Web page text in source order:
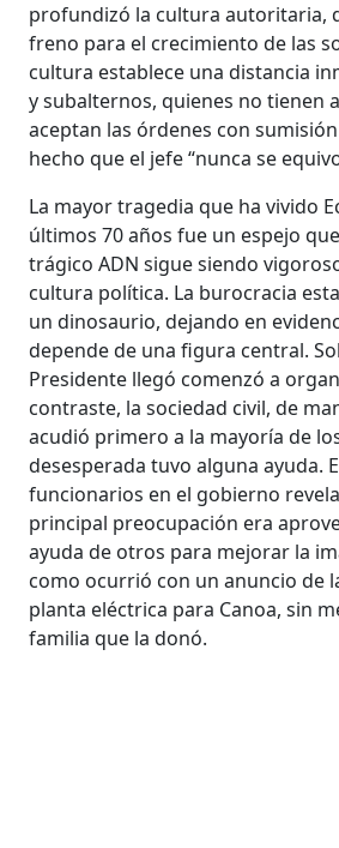
profundizó la cultura autoritaria,
freno para el crecimiento de las
cultura establece una distancia
y subalternos, quienes no tienen
aceptan las órdenes con
hecho que el jefe “nunca se
La mayor tragedia que ha vivido
últimos 70 años fue un espejo
trágico ADN sigue siendo
cultura política. La burocracia
un dinosaurio, dejando en
depende de una figura central.
Presidente llegó comenzó a
contraste, la sociedad civil, de
acudió primero a la mayoría de
desesperada tuvo alguna ayuda.
funcionarios en el gobierno
principal preocupación era
ayuda de otros para mejorar la
como ocurrió con un anuncio de
planta eléctrica para Canoa, sin
familia que la donó.